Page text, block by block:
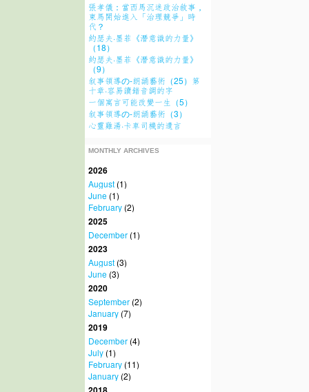
張孝儀：當西馬沉迷政治敘事，
東馬開始進入「治理競爭」時
代？
約瑟夫·墨菲《潛意識的力量》
（18）
約瑟夫·墨菲《潛意識的力量》
（9）
叙事領導の-朗誦藝術（25）第
十章·容易讀錯音調的字
一個寓言可能改變一生（5）
叙事領導の-朗誦藝術（3）
心靈雞湯·卡車司機的遺言
MONTHLY ARCHIVES
2026
August(1)
June(1)
February(2)
2025
December(1)
2023
August(3)
June(3)
2020
September(2)
January(7)
2019
December(4)
July(1)
February(11)
January(2)